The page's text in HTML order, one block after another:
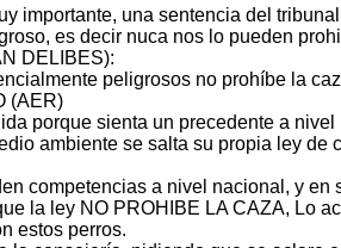
importante, una sentencia del
es decir nuca nos lo pueden
DELIBES):
peligrosos no prohíbe la
(AER)
porque sienta un precedente a
ambiente se salta su propia ley
competencias a nivel nacional, y
la ley NO PROHIBE LA CAZA, Lo
estos perros.